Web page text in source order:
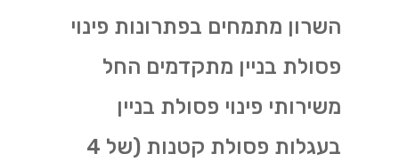
השרון מתמחים בפתרונות פינוי
פסולת בניין מתקדמים החל
משירותי פינוי פסולת בניין
בעגלות פסולת קטנות (של 4